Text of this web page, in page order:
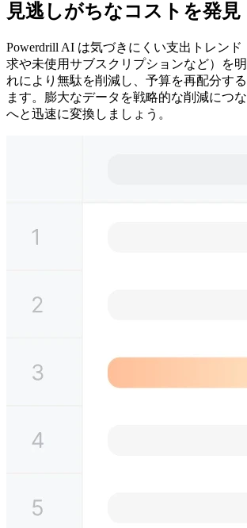
見逃しがちなコストを発見
Powerdrill AI は気づきにくい支出トレン
求や未使用サブスクリプションなど）を
れにより無駄を削減し、予算を再配分す
ます。膨大なデータを戦略的な削減につ
へと迅速に変換しましょう。